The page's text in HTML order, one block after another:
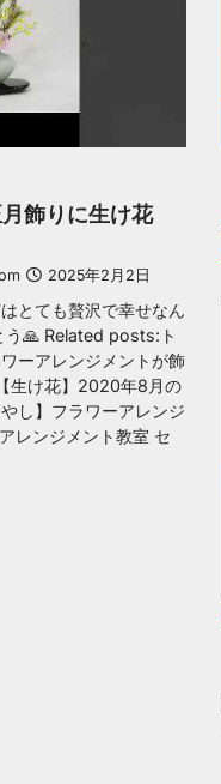
飾りに生け花
2025年2月2日
とても贅沢で幸せなん
う🙏 Related posts:ト
ーアレンジメントが飾
生け花】2020年8月の
し】フラワーアレンジ
レンジメント教室 セ